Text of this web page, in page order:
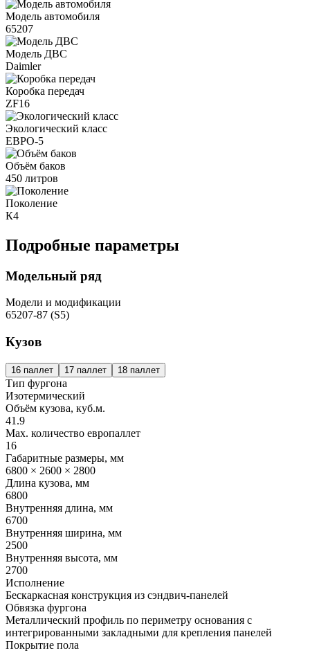
Модель автомобиля
65207
Модель ДВС
Daimler
Коробка передач
ZF16
Экологический класс
ЕВРО-5
Объём баков
450 литров
Поколение
К4
Подробные параметры
Модельный ряд
Модели и модификации
65207-87 (S5)
Кузов
16 паллет 17 паллет 18 паллет
Тип фургона
Изотермический
Объём кузова, куб.м.
41.9
Max. количество европаллет
16
Габаритные размеры, мм
6800 × 2600 × 2800
Длина кузова, мм
6800
Внутренняя длина, мм
6700
Внутренняя ширина, мм
2500
Внутренняя высота, мм
2700
Исполнение
Бескаркасная конструкция из сэндвич-панелей
Обвязка фургона
Металлический профиль по периметру основания с
интегрированными закладными для крепления панелей
Покрытие пола